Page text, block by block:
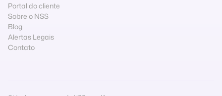
Portal do cliente
Sobre o NSS
Blog
Alertas Legais
Contato